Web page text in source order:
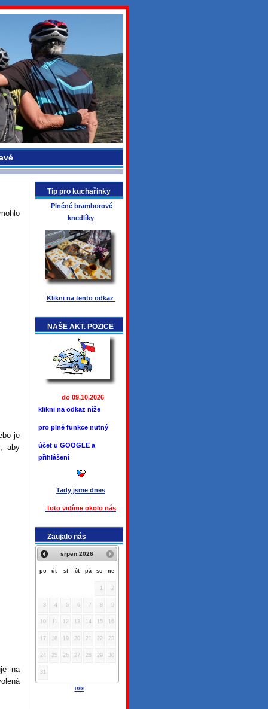
Tip pro kuchařinky
Plněné bramborové
knedlíky
Klikni na tento odkaz
NAŠE AKT. POZICE
do 09.10.2026
klikni na odkaz níže
pro plné funkce nutný
účet u GOOGLE a
přihlášení
Tady jsme dnes
toto vidíme okolo nás
Zaujalo nás
srpen 2026
po út st čt pá so ne
1 2
3 4 5 6 7 8 9
10 11 12 13 14 15 16
17 18 19 20 21 22 23
24 25 26 27 28 29 30
31
RSS
je
aby
na